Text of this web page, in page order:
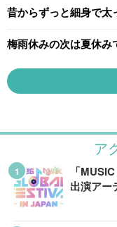
ア
「
出演アー